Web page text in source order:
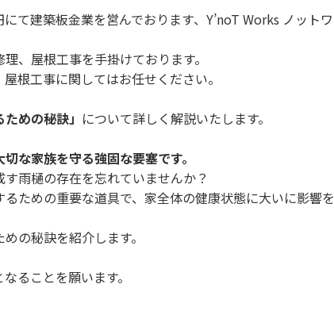
て建築板金業を営んでおります、Y’noT Works ノットワ
、屋根工事を手掛けております。
根工事に関してはお任せください。
めの秘訣」 について詳しく解説いたします。
切な家族を守る強固な要塞です。
雨樋の存在を忘れていませんか？
ための重要な道具で、家全体の健康状態に大いに影響を
の秘訣を紹介します。
ることを願います。